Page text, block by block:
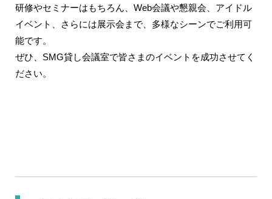
研修やセミナーはもちろん、Web会議や懇親会、アイドル
イベント、さらには展示会まで、多様なシーンでご利用可
能です。
ぜひ、SMG貸し会議室で皆さまのイベントを成功させてく
ださい。